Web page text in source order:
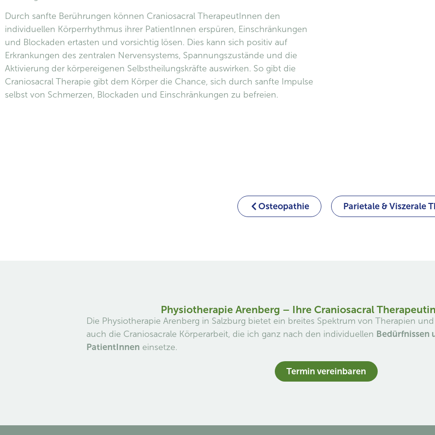
Durch sanfte Berührungen können Craniosacral TherapeutInnen den
individuellen Körperrhythmus ihrer PatientInnen erspüren, Einschränkungen
und Blockaden ertasten und vorsichtig lösen. Dies kann sich positiv auf
Erkrankungen des zentralen Nervensystems, Spannungszustände und die
Aktivierung der körpereigenen Selbstheilungskräfte auswirken. So gibt die
Craniosacral Therapie gibt dem Körper die Chance, sich durch sanfte Impulse
selbst von Schmerzen, Blockaden und Einschränkungen zu befreien.
Osteopathie Parietale & Viszerale
Physiotherapie Arenberg – Ihre Craniosacral
Die Physiotherapie Arenberg in Salzburg bietet ein breites Spektrum von Therapien
auch die Craniosacrale Körperarbeit, die ich ganz nach den individuellen Bedürfnissen
PatientInnen einsetze.
Termin vereinbaren